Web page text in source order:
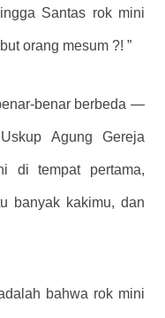
Santas rok mini
orang mesum ?! ”
benar berbeda —
Agung Gereja
di tempat pertama,
banyak kakimu, dan
bahwa rok mini